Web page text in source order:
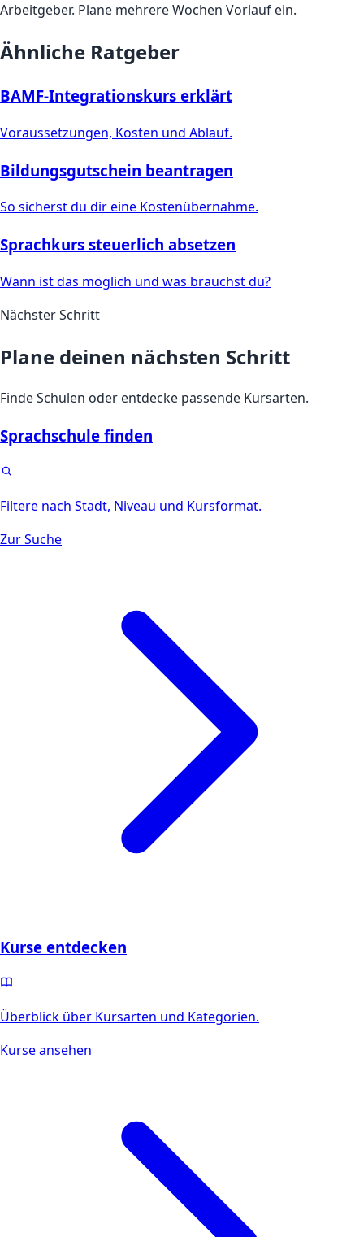
Arbeitgeber. Plane mehrere Wochen Vorlauf ein.
Ähnliche Ratgeber
BAMF-Integrationskurs erklärt
Voraussetzungen, Kosten und Ablauf.
Bildungsgutschein beantragen
So sicherst du dir eine Kostenübernahme.
Sprachkurs steuerlich absetzen
Wann ist das möglich und was brauchst du?
Nächster Schritt
Plane deinen nächsten Schritt
Finde Schulen oder entdecke passende Kursarten.
Sprachschule finden
Filtere nach Stadt, Niveau und Kursformat.
Zur Suche
Kurse entdecken
Überblick über Kursarten und Kategorien.
Kurse ansehen